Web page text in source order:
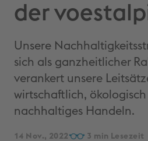
der
Unsere
sich als ganzheitlicher
verankert unsere
wirtschaftlich, ökologisch
nachhaltiges Handeln.
14 Nov., 2022 3